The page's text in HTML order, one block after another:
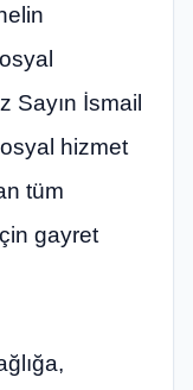
Sayın İsmail
hizmet
tüm
gayret